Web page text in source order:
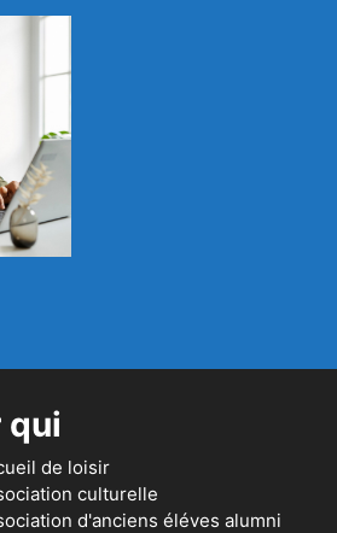
qui
de loisir
culturelle
d'anciens éléves alumni